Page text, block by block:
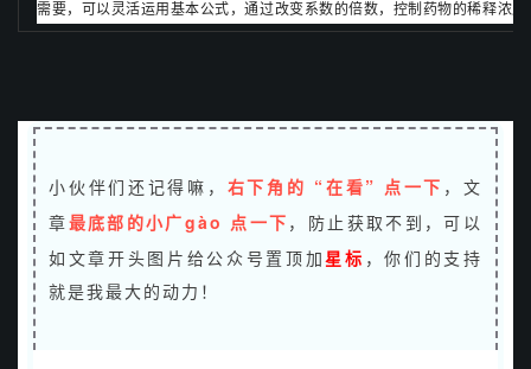
需要，可以灵活运用基本公式，通过改变系数的倍数，控制药物的稀释浓度
小伙伴们还记得嘛， 右下角的 “在看” 点一下 ，文
章最底部的小广gào 点一下 ，防止获取不到，可以
如文章开头图片给 公众号置顶加星标 ，你们的支持
就是我最大的动力！